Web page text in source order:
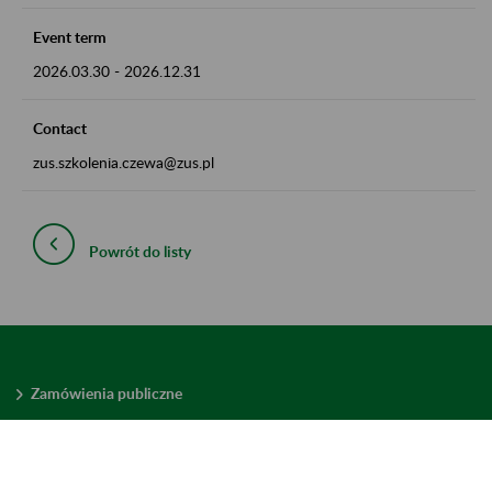
Event term
2026.03.30 - 2026.12.31
Contact
zus.szkolenia.czewa@zus.pl
Powrót do listy
Zamówienia publiczne